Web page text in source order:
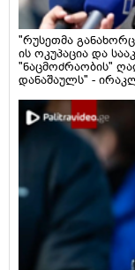
"რუსეთმა
ის ოკუპაცია და
"ნაცმოძრაობის"
დანაშაულს" -